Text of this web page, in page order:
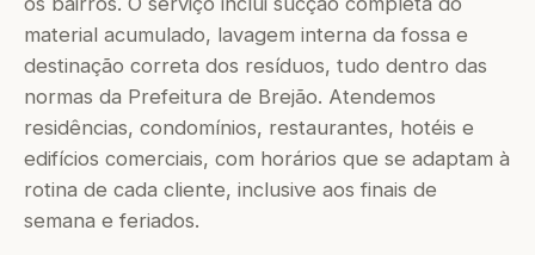
material acumulado, lavagem interna da fossa e
destinação correta dos resíduos, tudo dentro das
normas da Prefeitura de Brejão. Atendemos
residências, condomínios, restaurantes, hotéis e
edifícios comerciais, com horários que se adaptam à
rotina de cada cliente, inclusive aos finais de
semana e feriados.